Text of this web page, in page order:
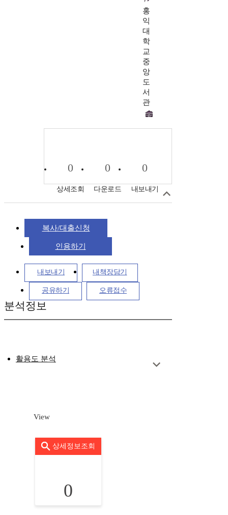
홍
익
대
학
교
중
앙
도
서
관
0
상세조회
0
다운로드
0
내보내기
복사/대출신청
인용하기
내보내기 내책장담기
공유하기 오류접수
분석정보
활용도 분석
View
상세정보조회
0